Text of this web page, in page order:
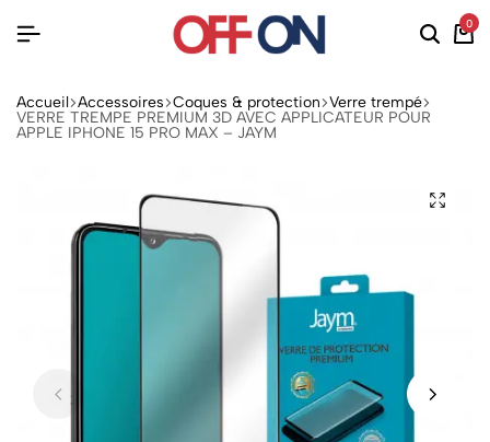
0
Accueil Accessoires Coques & protection Verre trempé
VERRE TREMPE PREMIUM 3D AVEC APPLICATEUR POUR
APPLE IPHONE 15 PRO MAX – JAYM